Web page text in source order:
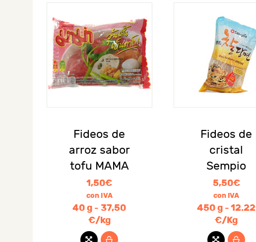
Fideos de
arroz sabor
tofu MAMA
1,50€
con IVA
40 g - 37,50
€/kg
Fideos de
cristal
Sempio
5,50€
con IVA
450 g - 12.22
€/Kg